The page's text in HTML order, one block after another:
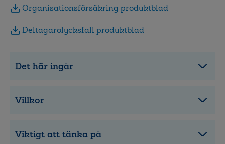
Organisationsförsäkring produktblad
Deltagarolycksfall produktblad
Det här ingår
Villkor
Viktigt att tänka på